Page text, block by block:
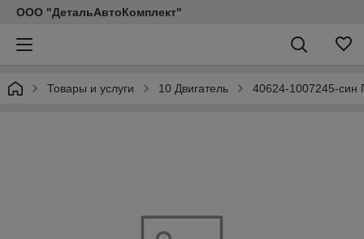
ООО "ДетальАвтоКомплект"
Товары и услуги 10 Двигатель 40624-1007245-син